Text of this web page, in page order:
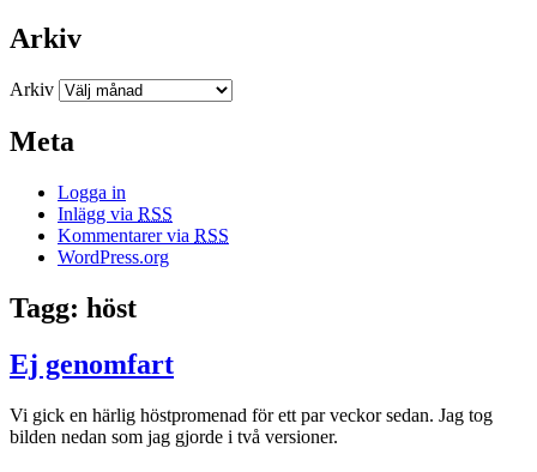
Arkiv
Arkiv
Meta
Logga in
Inlägg via RSS
Kommentarer via RSS
WordPress.org
Tagg: höst
Ej genomfart
Vi gick en härlig höstpromenad för ett par veckor sedan. Jag tog
bilden nedan som jag gjorde i två versioner.